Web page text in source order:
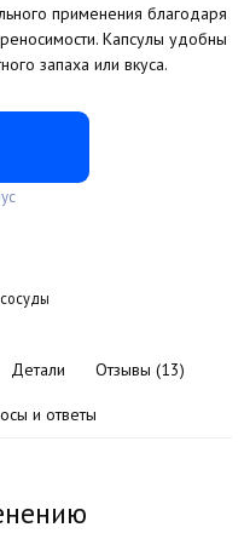
применения благодаря
Капсулы удобны
запаха или вкуса.
Детали Отзывы (13)
и ответы